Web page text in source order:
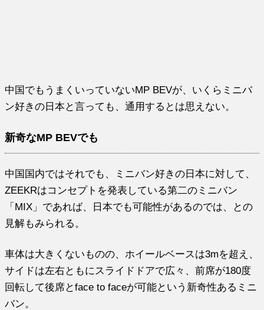
中国でもうまくいっていないMP BEVが、いくらミニバ
ン好きの日本と言っても、通用するとは思えない。
新奇なMP BEVでも
中国国内ではそれでも、ミニバン好きの日本に対して、
ZEEKRはコンセプトを発表している第二のミニバン
「MIX」であれば、日本でも可能性があるのでは、との
見解もみられる。
車体は大きくないものの、ホイールベースは3mを超え、
サイドは左右ともにスライドドアで広々、前席が180度
回転して後席とface to faceが可能という新奇性あるミニ
バン。